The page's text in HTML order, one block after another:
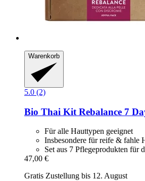
Warenkorb
5.0 (2)
Bio Thai Kit Rebalance 7
Für alle Hauttypen geeignet
Insbesondere für reife & fahle
Set aus 7 Pflegeprodukten für
47,00 €
Gratis Zustellung bis 12. August